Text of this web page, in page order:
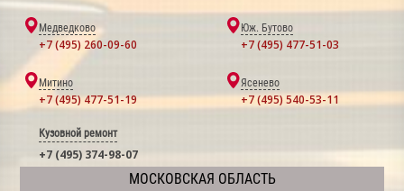
Медведково
+7 (495) 260-09-60
Юж. Бутово
+7 (495) 477-51-03
Митино
+7 (495) 477-51-19
Ясенево
+7 (495) 540-53-11
Кузовной ремонт
+7 (495) 374-98-07
МОСКОВСКАЯ ОБЛАСТЬ